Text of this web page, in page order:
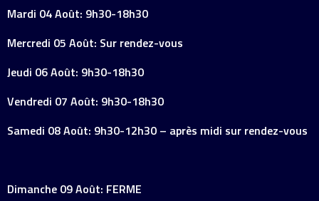
Mardi 04 Août: 9h30-18h30
Mercredi 05 Août: Sur rendez-vous
Jeudi 06 Août: 9h30-18h30
Vendredi 07 Août: 9h30-18h30
Samedi 08 Août: 9h30-12h30 – après midi sur rendez-vous
Dimanche 09 Août: FERME